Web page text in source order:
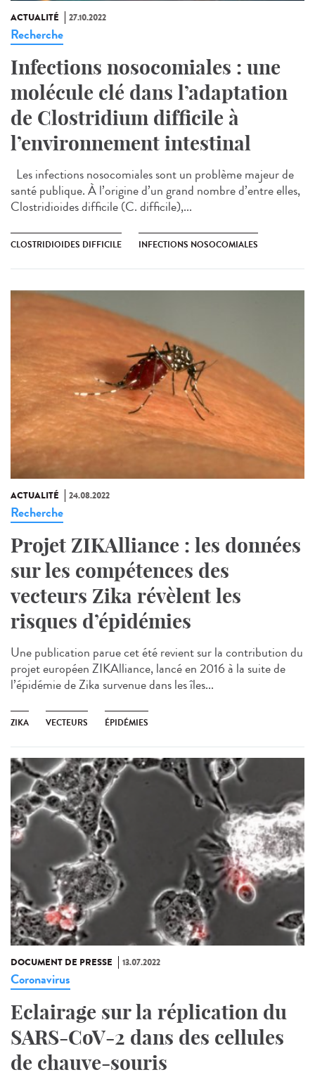
ACTUALITÉ 27.10.2022
Recherche
Infections nosocomiales : une
molécule clé dans l’adaptation
de Clostridium difficile à
l’environnement intestinal
Les infections nosocomiales sont un problème majeur de
santé publique. À l’origine d’un grand nombre d’entre elles,
Clostridioides difficile (C. difficile),...
CLOSTRIDIOIDES DIFFICILE INFECTIONS NOSOCOMIALES
ACTUALITÉ 24.08.2022
Recherche
Projet ZIKAlliance : les données
sur les compétences des
vecteurs Zika révèlent les
risques d’épidémies
Une publication parue cet été revient sur la contribution du
projet européen ZIKAlliance, lancé en 2016 à la suite de
l’épidémie de Zika survenue dans les îles...
ZIKA VECTEURS ÉPIDÉMIES
DOCUMENT DE PRESSE 13.07.2022
Coronavirus
Eclairage sur la réplication du
SARS-CoV-2 dans des cellules
de chauve-souris